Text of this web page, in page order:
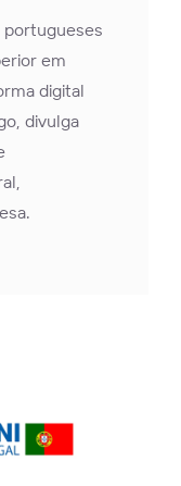
em
digital
divulga